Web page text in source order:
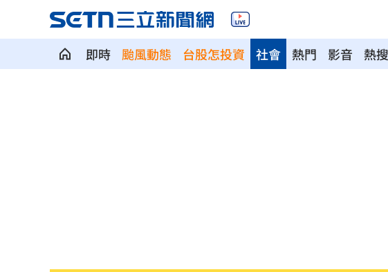
即時 颱風動態 台股怎投資 熱門 影音 熱搜
社會